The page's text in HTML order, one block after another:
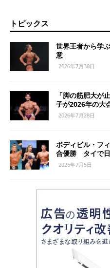
トピックス
世界王者から学
意
2026年7月30日
「脚の筋肥大が
子が2026年の大
2026年7月28日
ボディビル・フ
合優勝 タイで日
2026年7月5日